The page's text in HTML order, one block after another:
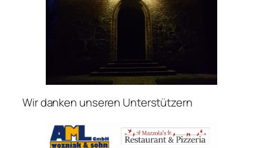
Wir danken unseren Unterstützern